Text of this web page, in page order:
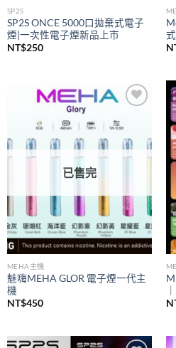
SP2S
SP2S ONCE 5000口拋棄式電子
煙|一次性電子煙新品上市
NT$250
wishlist
已售完
MEHA主機
魅嗨MEHA GLOR 電子煙一代主
機
NT$450